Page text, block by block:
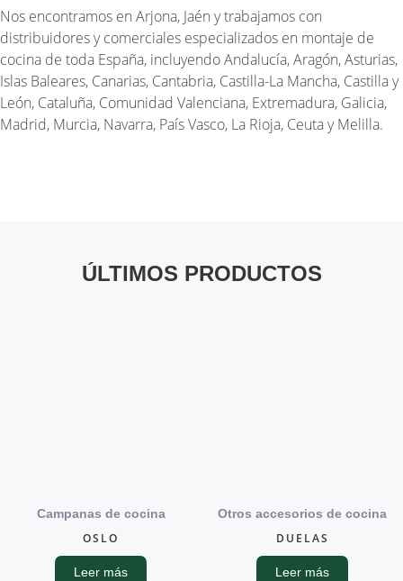
Nos encontramos en Arjona, Jaén y trabajamos con
distribuidores y comerciales especializados en montaje de
cocina de toda España, incluyendo Andalucía, Aragón, Asturias,
Islas Baleares, Canarias, Cantabria, Castilla-La Mancha, Castilla y
León, Cataluña, Comunidad Valenciana, Extremadura, Galicia,
Madrid, Murcia, Navarra, País Vasco, La Rioja, Ceuta y Melilla.
ÚLTIMOS PRODUCTOS
Campanas de cocina
OSLO
Leer más
Otros accesorios de cocina
DUELAS
Leer más